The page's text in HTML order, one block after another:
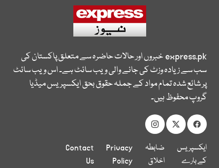
express.pkخبروں اور حالات حاضرہ سے متعلق پاکستان کی
سب سے زیادہ وزٹ کی جانے والی ویب سائٹ ہے۔ اس ویب سائٹ
پر شائع شدہ تمام مواد کے جملہ حقوق بحق ایکسپریس میڈیا
گروپ محفوظ ہیں۔
ایکسپریس
کے بارے
ضابطہ
اخلاق
Privacy
Policy
Contact
Us